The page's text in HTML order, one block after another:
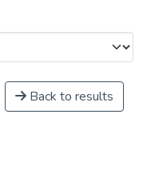
Back to results